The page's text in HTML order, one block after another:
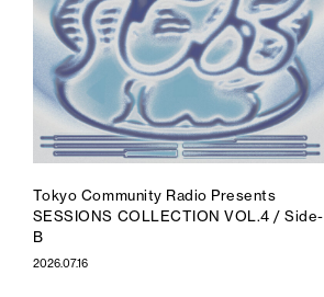
Tokyo Community Radio Presents
SESSIONS COLLECTION VOL.4 / Side-
B
2026.07.16